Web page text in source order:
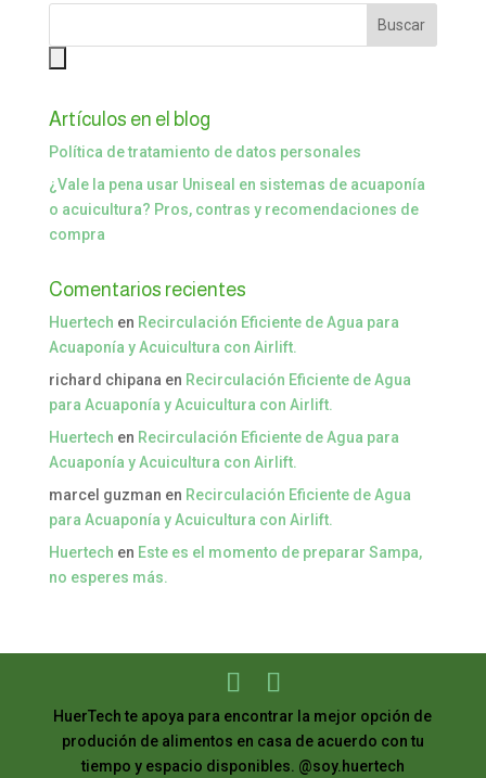
Artículos en el blog
Política de tratamiento de datos personales
¿Vale la pena usar Uniseal en sistemas de acuaponía
o acuicultura? Pros, contras y recomendaciones de
compra
Comentarios recientes
Huertech en Recirculación Eficiente de Agua para
Acuaponía y Acuicultura con Airlift.
richard chipana en Recirculación Eficiente de Agua
para Acuaponía y Acuicultura con Airlift.
Huertech en Recirculación Eficiente de Agua para
Acuaponía y Acuicultura con Airlift.
marcel guzman en Recirculación Eficiente de Agua
para Acuaponía y Acuicultura con Airlift.
Huertech en Este es el momento de preparar Sampa,
no esperes más.
HuerTech te apoya para encontrar la mejor opción de
produción de alimentos en casa de acuerdo con tu
tiempo y espacio disponibles. @soy.huertech